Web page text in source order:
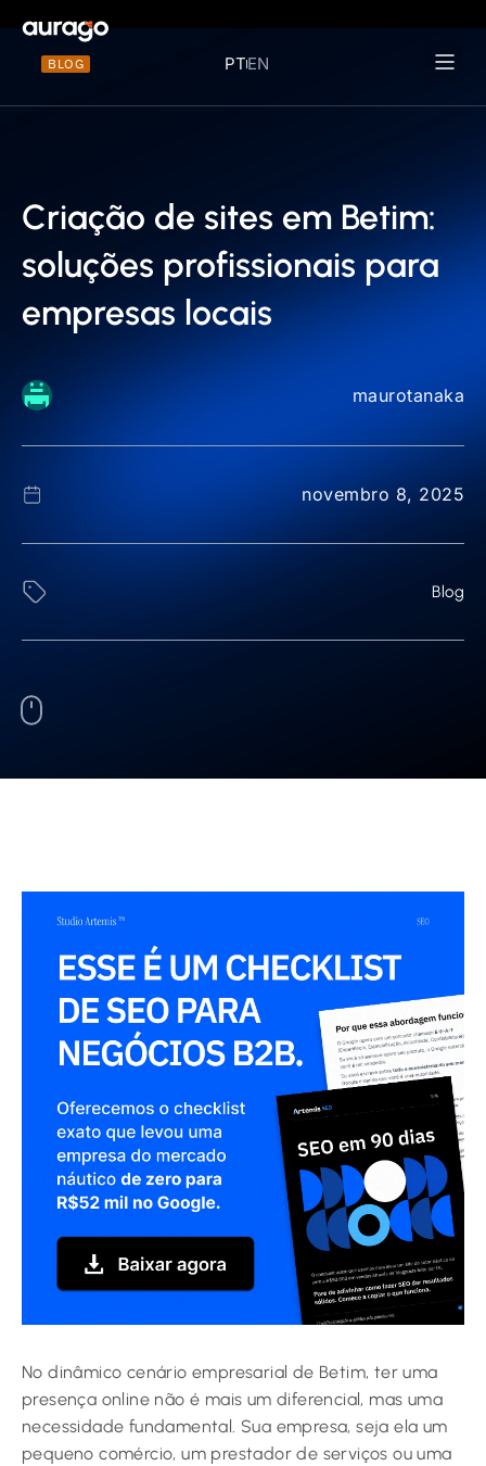
BLOG PTEN
Criação de sites em Betim:
soluções profissionais para
empresas locais
maurotanaka
novembro 8, 2025
Blog
No dinâmico cenário empresarial de Betim, ter uma
presença online não é mais um diferencial, mas uma
necessidade fundamental. Sua empresa, seja ela um
pequeno comércio, um prestador de serviços ou uma